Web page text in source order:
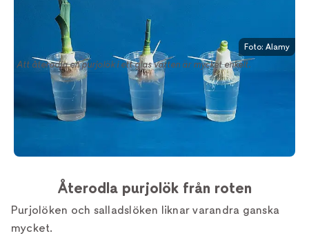
Att återodla en purjolök i ett glas vatten är mycket enkelt.
Foto: Alamy
Återodla purjolök från roten
Purjolöken och salladslöken liknar varandra ganska
mycket.